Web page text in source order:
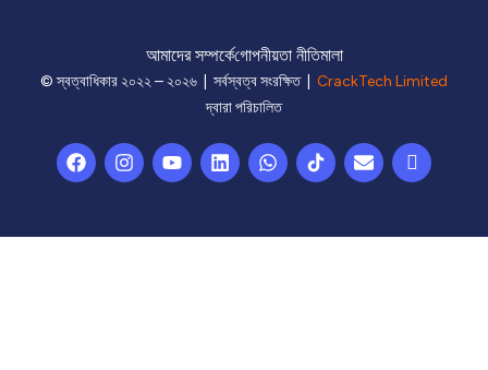
আমাদের সম্পর্কেগোপনীয়তা নীতিমালা
© স্বত্বাধিকার ২০২২ – ২০২৬ | সর্বস্বত্ব সংরক্ষিত | CrackTech Limited
দ্বারা পরিচালিত